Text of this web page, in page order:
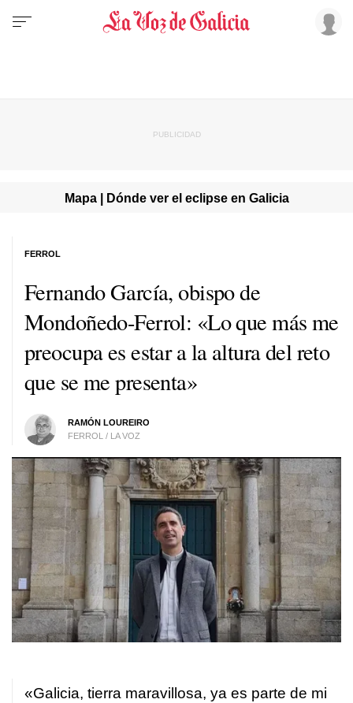
Mapa | Dónde ver el eclipse en Galicia
Fernando García, obispo de
Mondoñedo-Ferrol: «Lo que más me
preocupa es estar a la altura del reto
que se me presenta»
RAMÓN LOUREIRO
FERROL / LA VOZ
FERROL
«Galicia, tierra maravillosa, ya es parte de mi